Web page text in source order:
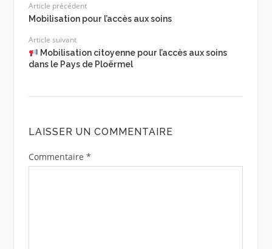
Article précédent
Mobilisation pour l’accès aux soins
Article suivant
Mobilisation citoyenne pour l’accès aux soins
dans le Pays de Ploërmel
LAISSER UN COMMENTAIRE
Commentaire *